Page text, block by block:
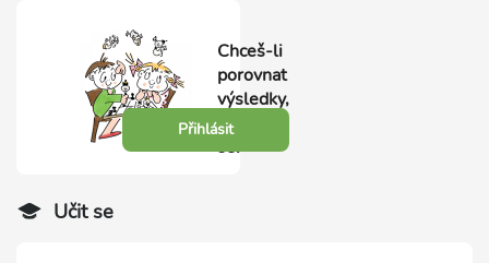
Chceš-li
porovnat
výsledky,
přihlas
se.
Přihlásit
Učit se